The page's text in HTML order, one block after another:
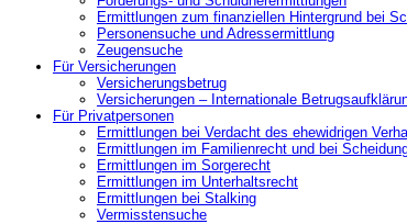
Ermittlungen zum finanziellen Hintergrund bei
Personensuche und Adressermittlung
Zeugensuche
Für Versicherungen
Versicherungsbetrug
Versicherungen – Internationale
Für Privatpersonen
Ermittlungen bei Verdacht des ehewidrigen
Ermittlungen im Familienrecht und bei
Ermittlungen im Sorgerecht
Ermittlungen im Unterhaltsrecht
Ermittlungen bei Stalking
Vermisstensuche